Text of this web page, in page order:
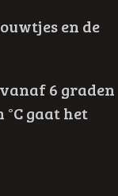
en de
6 graden
gaat het